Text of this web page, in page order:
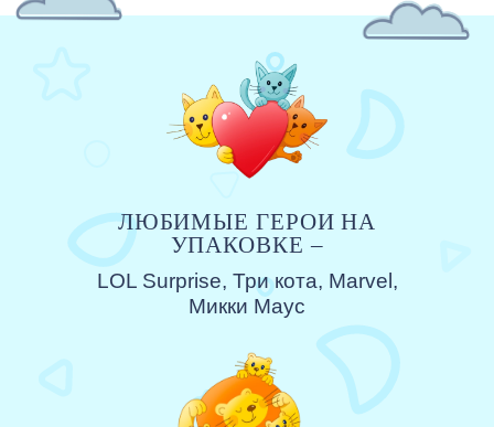
ЛЮБИМЫЕ ГЕРОИ НА
УПАКОВКЕ –
LOL Surprise, Три кота, Marvel,
Микки Маус